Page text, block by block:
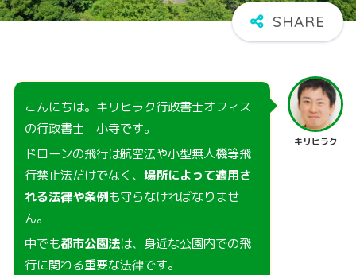
キリヒラク
こんにちは。キリヒラク行政書士オフィス
の行政書士 小寺です。
ドローンの飛行は航空法や小型無人機等飛
行禁止法だけでなく、 場所によって適用さ
れる法律や条例も守らなければなりませ
ん。
中でも都市公園法は、身近な公園内での飛
行に関わる重要な法律です。